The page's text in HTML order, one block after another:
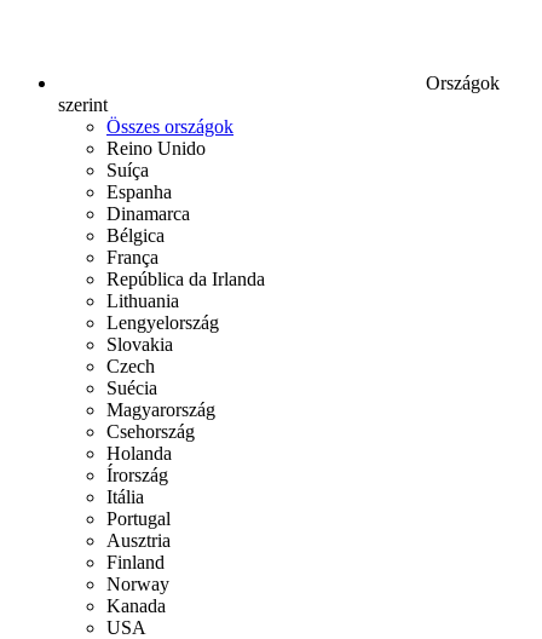
Országok
szerint
Összes országok
Reino Unido
Suíça
Espanha
Dinamarca
Bélgica
França
República da Irlanda
Lithuania
Lengyelország
Slovakia
Czech
Suécia
Magyarország
Csehország
Holanda
Írország
Itália
Portugal
Ausztria
Finland
Norway
Kanada
USA